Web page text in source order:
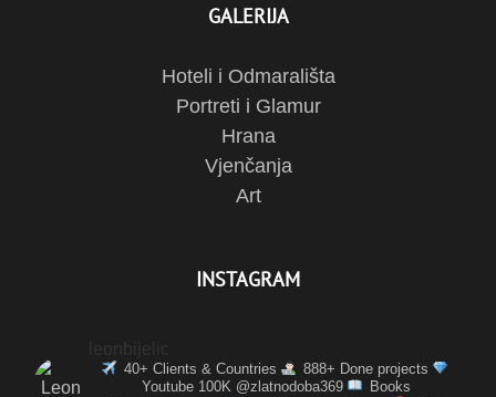
GALERIJA
Hoteli i Odmarališta
Portreti i Glamur
Hrana
Vjenčanja
Art
INSTAGRAM
40+ Clients & Countries
888+ Done projects
Youtube 100K @zlatnodoba369
Books